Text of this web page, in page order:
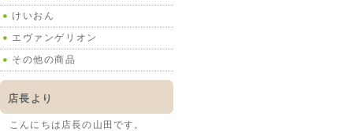
けいおん
エヴァンゲリオン
その他の商品
店長より
こんにちは店長の山田です。